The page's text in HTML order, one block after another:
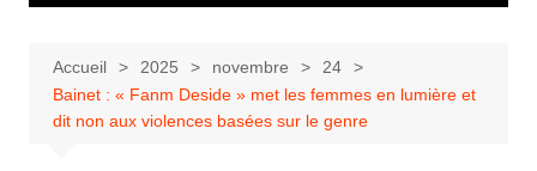
Accueil 2025 novembre
24
Bainet : « Fanm Deside » met les femmes en lumière et
dit non aux violences basées sur le genre